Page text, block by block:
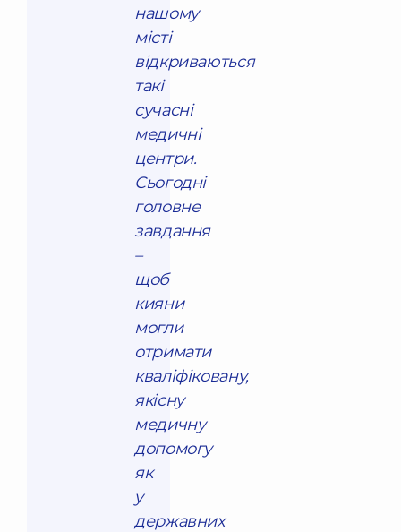
нашому
місті
відкриваються
такі
сучасні
медичні
центри.
Сьогодні
головне
завдання
–
щоб
кияни
могли
отримати
кваліфіковану,
якісну
медичну
допомогу
як
у
державних